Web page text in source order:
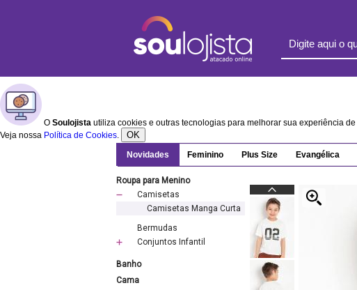
O Soulojista utiliza cookies e outras tecnologias para melhorar sua experiência
Veja nossa Política de Cookies. OK
Novidades Feminino Plus Size Evangélica
Roupa para Menino
Camisetas
Camisetas Manga Curta
Bermudas
Conjuntos Infantil
Banho
Cama